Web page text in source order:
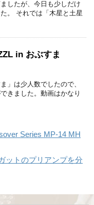
したが、今日も少しだけ
。 それでは「木星と土星
in おぶすま
」は少人数でしたので、
きました。動画はかなり
Series MP-14 MH
ットのプリアンプを分